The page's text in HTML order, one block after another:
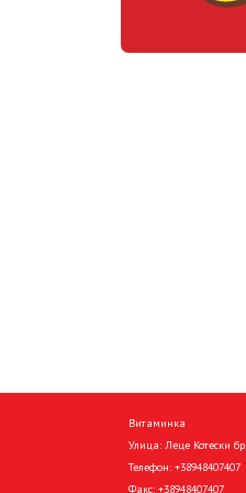
Витаминка
Улица: Леце Котески
Телефон: +38948407407
Факс: +38948407407